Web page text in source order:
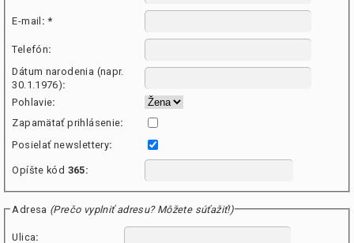
E-mail :*
Telefón:
Dátum narodenia (napr.
30.1.1976):
Pohlavie:
Zapamätať prihlásenie:
Posielať newslettery:
Opíšte kód 365:
Adresa (Prečo vyplniť adresu? Môžete súťažiť!)
Ulica: